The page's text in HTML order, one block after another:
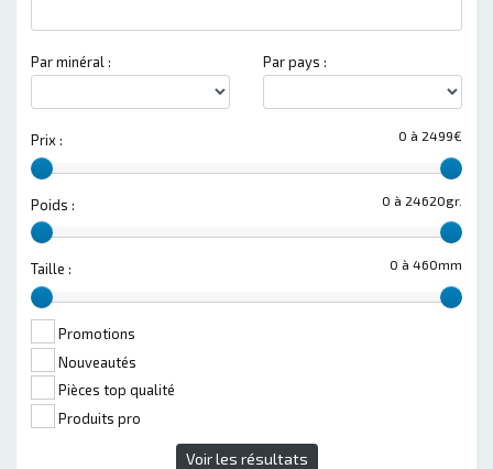
Par minéral : Par pays :
0 à 2499€
Prix :
0 à 24620gr.
Poids :
0 à 460mm
Taille :
Promotions
Nouveautés
Pièces top qualité
Produits pro
Voir les résultats